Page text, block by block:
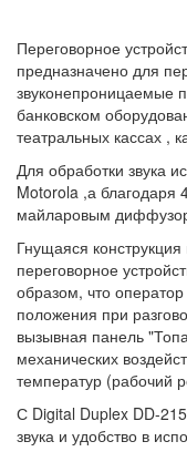
Переговорное
предназначено для
звуконепроницаемые
банковском
театральных кассах ,
Для обработки звука
Motorola ,а благодаря
майларовым
Гнущаяся
переговорное
образом, что
положения при
вызывная панель
механических
температур (рабочий
С Digital Duplex DD-
звука и удобство в